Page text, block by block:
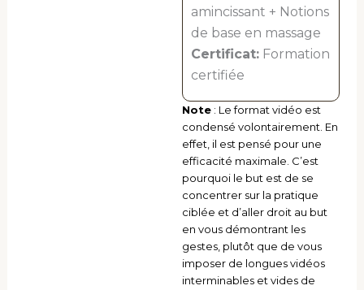
amincissant + Notions
de base en massage
Certificat: Formation
certifiée
Note : Le format vidéo est
condensé volontairement. En
effet, il est pensé pour une
efficacité maximale. C’est
pourquoi le but est de se
concentrer sur la pratique
ciblée et d’aller droit au but
en vous démontrant les
gestes, plutôt que de vous
imposer de longues vidéos
interminables et vides de